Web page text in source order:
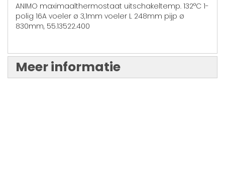
ANIMO maximaalthermostaat uitschakeltemp. 132°C 1-
polig 16A voeler ø 3,1mm voeler L 248mm pijp ø
830mm, 55.13522.400
Meer informatie